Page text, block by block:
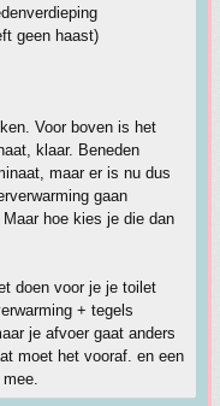
geen haast)
Voor boven is het
klaar. Beneden
maar er is nu dus
gaan
hoe kies je die dan
doen voor je je toilet
+ tegels
je afvoer gaat anders
moet het vooraf. en een